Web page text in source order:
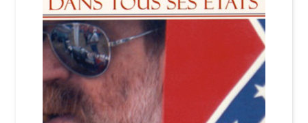
Login Customizer
Newsletter
Nous Contacter
Panier
Politique de confidentialité et cookies